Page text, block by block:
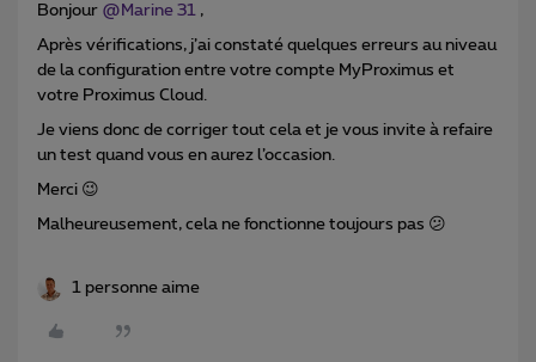
Bonjour @Marine 31 ,
Après vérifications, j’ai constaté quelques erreurs au niveau
de la configuration entre votre compte MyProximus et
votre Proximus Cloud.
Je viens donc de corriger tout cela et je vous invite à refaire
un test quand vous en aurez l’occasion.
Merci 😉
Malheureusement, cela ne fonctionne toujours pas 😕
1 personne aime